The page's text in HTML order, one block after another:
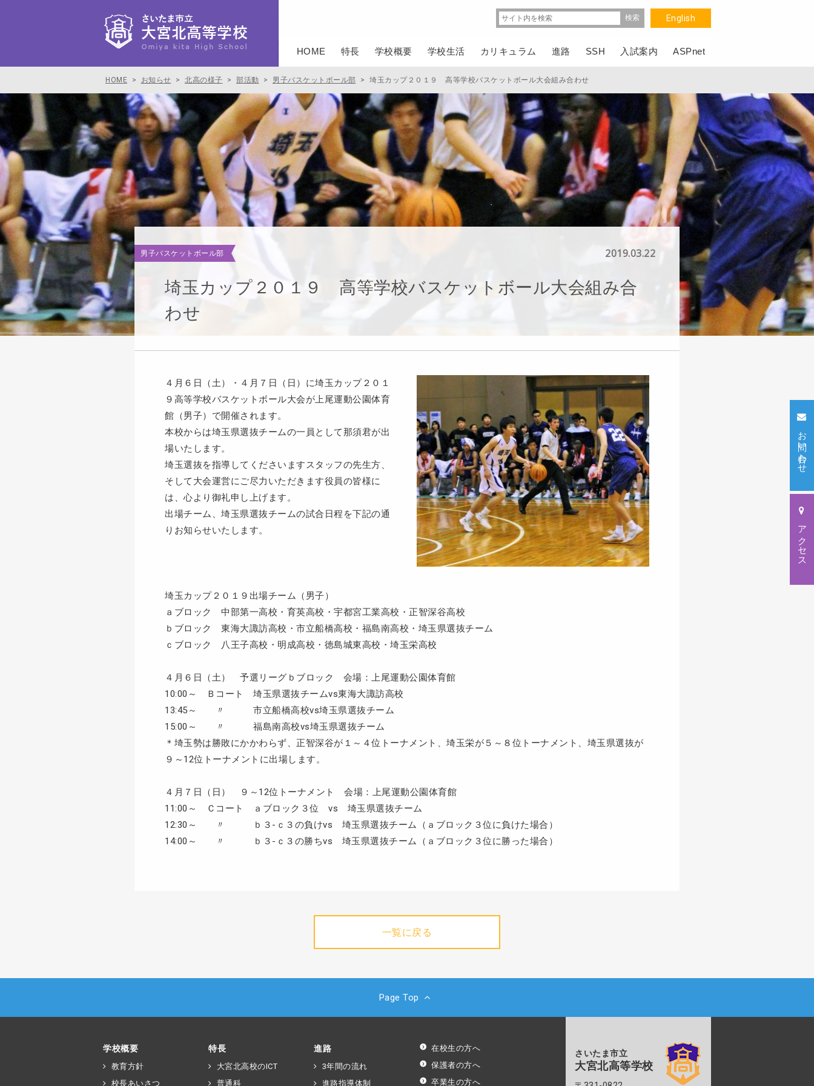
English
HOME 特長 学校概要 学校生活 カリキュラム 進路 SSH 入試案内 ASPnet
お問い合わせ
アクセス
HOME > お知らせ > 北高の様子 > 部活動 > 男子バスケットボール部 > 埼玉カップ２０１９ 高等学校バスケットボール大会組み合わせ
男子バスケットボール部 2019.03.22
埼玉カップ２０１９ 高等学校バスケットボール大会組み合
わせ
４月６日（土）・４月７日（日）に埼玉カップ２０１
９高等学校バスケットボール大会が上尾運動公園体育
館（男子）で開催されます。
本校からは埼玉県選抜チームの一員として那須君が出
場いたします。
埼玉選抜を指導してくださいますスタッフの先生方、
そして大会運営にご尽力いただきます役員の皆様に
は、心より御礼申し上げます。
出場チーム、埼玉県選抜チームの試合日程を下記の通
りお知らせいたします。
埼玉カップ２０１９出場チーム（男子）
ａブロック 中部第一高校・育英高校・宇都宮工業高校・正智深谷高校
ｂブロック 東海大諏訪高校・市立船橋高校・福島南高校・埼玉県選抜チーム
ｃブロック 八王子高校・明成高校・徳島城東高校・埼玉栄高校
４月６日（土） 予選リーグｂブロック 会場：上尾運動公園体育館
10:00～ Ｂコート 埼玉県選抜チームvs東海大諏訪高校
13:45～ 〃 市立船橋高校vs埼玉県選抜チーム
15:00～ 〃 福島南高校vs埼玉県選抜チーム
＊埼玉勢は勝敗にかかわらず、正智深谷が１～４位トーナメント、埼玉栄が５～８位トーナメント、埼玉県選抜が
９～12位トーナメントに出場します。
４月７日（日） ９～12位トーナメント 会場：上尾運動公園体育館
11:00～ Ｃコート ａブロック３位 vs 埼玉県選抜チーム
12:30～ 〃 ｂ３-ｃ３の負けvs 埼玉県選抜チーム（ａブロック３位に負けた場合）
14:00～ 〃 ｂ３-ｃ３の勝ちvs 埼玉県選抜チーム（ａブロック３位に勝った場合）
一覧に戻る
Page Top
学校概要
教育方針
校長あいさつ
特長
大宮北高校のICT
普通科
進路
3年間の流れ
進路指導体制
在校生の方へ
保護者の方へ
卒業生の方へ
さいたま市立
大宮北高等学校